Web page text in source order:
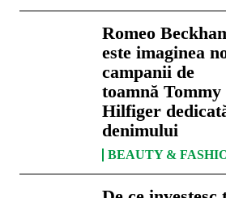
Romeo
este imaginea
campanii de
toamnă Tommy
Hilfiger
denimului
BEAUTY &